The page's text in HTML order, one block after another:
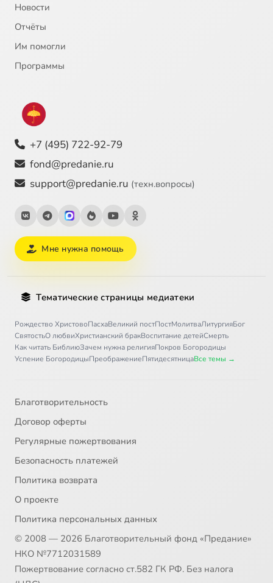
Новости
Отчёты
Им помогли
Программы
+7 (495) 722-92-79
fond@predanie.ru
support@predanie.ru (техн.вопросы)
Мне нужна помощь
Тематические страницы медиатеки
Рождество ХристовоПасхаВеликий постПостМолитваЛитургияБог
СвятостьО любвиХристианский бракВоспитание детейСмерть
Как читать БиблиюЗачем нужна религияПокров Богородицы
Успение БогородицыПреображениеПятидесятницаВсе темы →
Благотворительность
Договор оферты
Регулярные пожертвования
Безопасность платежей
Политика возврата
О проекте
Политика персональных данных
© 2008 — 2026 Благотворительный фонд «Предание»
НКО №7712031589
Пожертвование согласно ст.582 ГК РФ. Без налога